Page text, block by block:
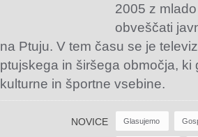
2005 z
obveščati
na Ptuju. V tem času se je
ptujskega in širšega območja,
kulturne in športne vsebine.
NOVICE Glasujemo